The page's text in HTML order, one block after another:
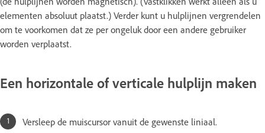
elementen absoluut plaatst.) Verder kunt u hulplijnen vergrendelen
om te voorkomen dat ze per ongeluk door een andere gebruiker
worden verplaatst.
Een horizontale of verticale hulplijn maken
Versleep de muiscursor vanuit de gewenste liniaal.